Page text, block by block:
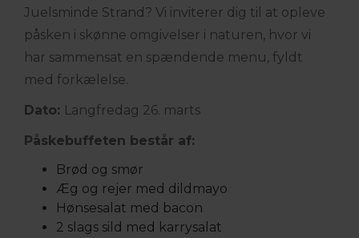
Juelsminde Strand? Vi inviterer dig til at opleve
påsken i skønne omgivelser i naturen, hvor vi
har sammensat en spændende menu, fyldt
med forkælelse.
Dato: Langfredag 26. marts
Påskebuffeten består af:
Brød og smør
Æg og rejer med dildmayo
Hønsesalat med bacon
2 slags sild med karrysalat